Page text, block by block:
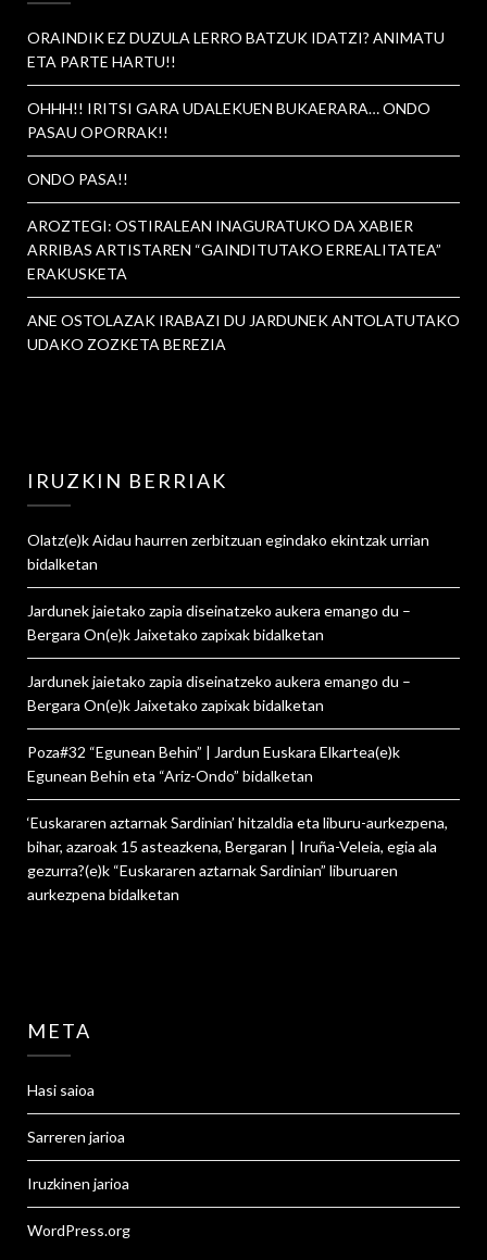
ORAINDIK EZ DUZULA LERRO BATZUK IDATZI? ANIMATU
ETA PARTE HARTU!!
OHHH!! IRITSI GARA UDALEKUEN BUKAERARA… ONDO
PASAU OPORRAK!!
ONDO PASA!!
AROZTEGI: OSTIRALEAN INAGURATUKO DA XABIER
ARRIBAS ARTISTAREN “GAINDITUTAKO ERREALITATEA”
ERAKUSKETA
ANE OSTOLAZAK IRABAZI DU JARDUNEK ANTOLATUTAKO
UDAKO ZOZKETA BEREZIA
IRUZKIN BERRIAK
Olatz(e)kAidau haurren zerbitzuan egindako ekintzak urrian
bidalketan
Jardunek jaietako zapia diseinatzeko aukera emango du –
Bergara On(e)k Jaixetako zapixakbidalketan
Jardunek jaietako zapia diseinatzeko aukera emango du –
Bergara On(e)k Jaixetako zapixakbidalketan
Poza#32 “Egunean Behin” | Jardun Euskara Elkartea(e)k
Egunean Behin eta “Ariz-Ondo” bidalketan
‘Euskararen aztarnak Sardinian’ hitzaldia eta liburu-aurkezpena,
bihar, azaroak 15 asteazkena, Bergaran | Iruña-Veleia, egia ala
gezurra?(e)k “Euskararen aztarnak Sardinian” liburuaren
aurkezpena bidalketan
META
Hasi saioa
Sarreren jarioa
Iruzkinen jarioa
WordPress.org